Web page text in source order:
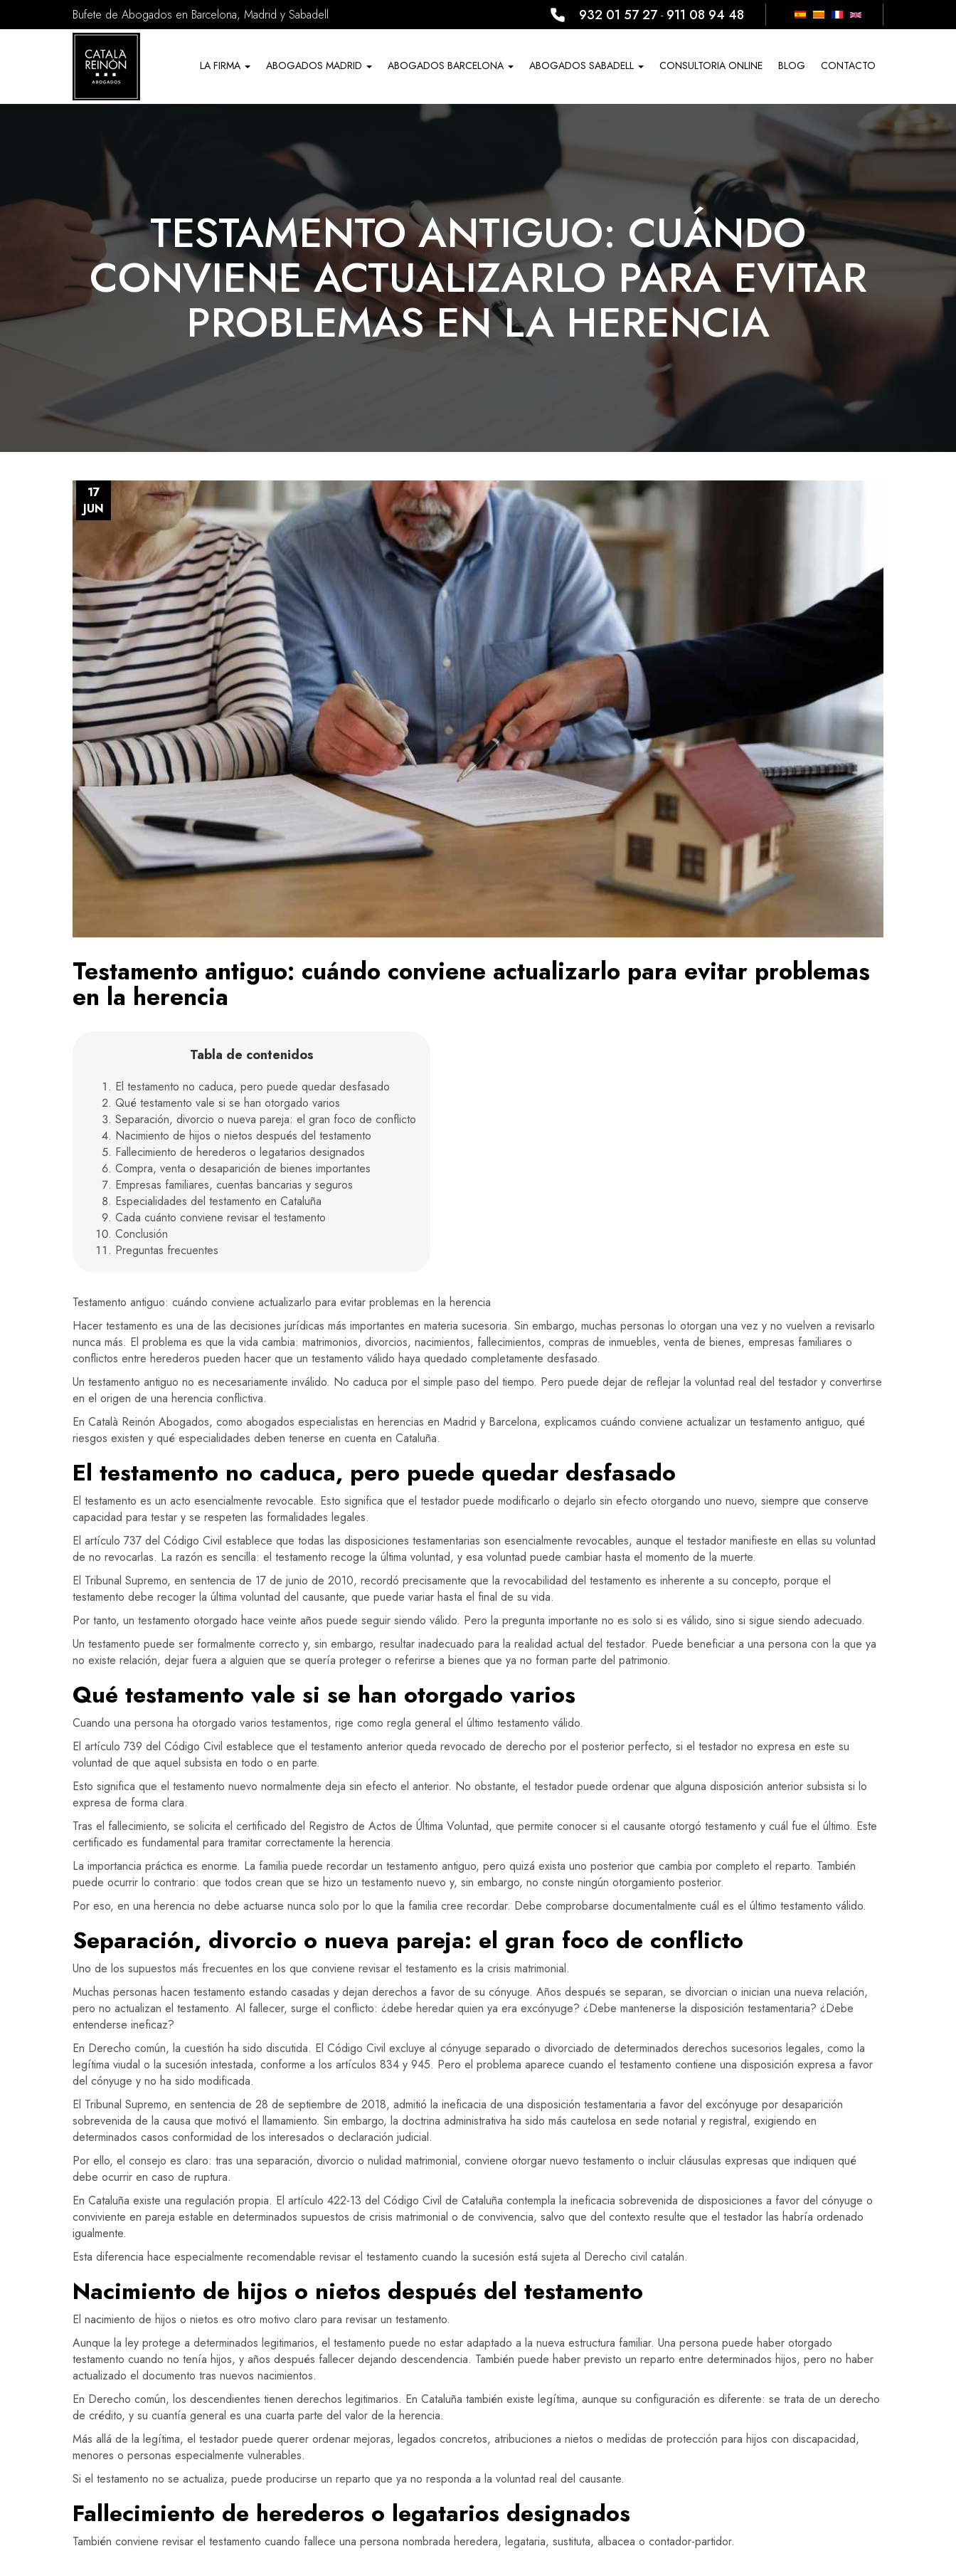
Bufete de Abogados en Barcelona, Madrid y Sabadell 932 01 57 27- 911 08 94 48
de
LA FIRMA ABOGADOS MADRID ABOGADOS BARCELONA ABOGADOS SABADELL CONSULTORIA ONLINE BLOG CONTACTO
TESTAMENTO ANTIGUO: CUÁNDO
CONVIENE ACTUALIZARLO PARA EVITAR
PROBLEMAS EN LA HERENCIA
17
JUN
Testamento antiguo: cuándo conviene actualizarlo para evitar problemas
en la herencia
Tabla de contenidos
El testamento no caduca, pero puede quedar desfasado
Qué testamento vale si se han otorgado varios
Separación, divorcio o nueva pareja: el gran foco de conflicto
Nacimiento de hijos o nietos después del testamento
Fallecimiento de herederos o legatarios designados
Compra, venta o desaparición de bienes importantes
Empresas familiares, cuentas bancarias y seguros
Especialidades del testamento en Cataluña
Cada cuánto conviene revisar el testamento
Conclusión
Preguntas frecuentes
Testamento antiguo: cuándo conviene actualizarlo para evitar problemas en la herencia
Hacer testamento es una de las decisiones jurídicas más importantes en materia sucesoria. Sin embargo, muchas personas lo otorgan una vez y no vuelven a revisarlo
nunca más. El problema es que la vida cambia: matrimonios, divorcios, nacimientos, fallecimientos, compras de inmuebles, venta de bienes, empresas familiares o
conflictos entre herederos pueden hacer que un testamento válido haya quedado completamente desfasado.
Un testamento antiguo no es necesariamente inválido. No caduca por el simple paso del tiempo. Pero puede dejar de reflejar la voluntad real del testador y convertirse
en el origen de una herencia conflictiva.
En Català Reinón Abogados, como abogados especialistas en herencias en Madrid y Barcelona, explicamos cuándo conviene actualizar un testamento antiguo, qué
riesgos existen y qué especialidades deben tenerse en cuenta en Cataluña.
El testamento no caduca, pero puede quedar desfasado
El testamento es un acto esencialmente revocable. Esto significa que el testador puede modificarlo o dejarlo sin efecto otorgando uno nuevo, siempre que conserve
capacidad para testar y se respeten las formalidades legales.
El artículo 737 del Código Civil establece que todas las disposiciones testamentarias son esencialmente revocables, aunque el testador manifieste en ellas su voluntad
de no revocarlas. La razón es sencilla: el testamento recoge la última voluntad, y esa voluntad puede cambiar hasta el momento de la muerte.
El Tribunal Supremo, en sentencia de 17 de junio de 2010, recordó precisamente que la revocabilidad del testamento es inherente a su concepto, porque el
testamento debe recoger la última voluntad del causante, que puede variar hasta el final de su vida.
Por tanto, un testamento otorgado hace veinte años puede seguir siendo válido. Pero la pregunta importante no es solo si es válido, sino si sigue siendo adecuado.
Un testamento puede ser formalmente correcto y, sin embargo, resultar inadecuado para la realidad actual del testador. Puede beneficiar a una persona con la que ya
no existe relación, dejar fuera a alguien que se quería proteger o referirse a bienes que ya no forman parte del patrimonio.
Qué testamento vale si se han otorgado varios
Cuando una persona ha otorgado varios testamentos, rige como regla general el último testamento válido.
El artículo 739 del Código Civil establece que el testamento anterior queda revocado de derecho por el posterior perfecto, si el testador no expresa en este su
voluntad de que aquel subsista en todo o en parte.
Esto significa que el testamento nuevo normalmente deja sin efecto el anterior. No obstante, el testador puede ordenar que alguna disposición anterior subsista si lo
expresa de forma clara.
Tras el fallecimiento, se solicita el certificado del Registro de Actos de Última Voluntad, que permite conocer si el causante otorgó testamento y cuál fue el último. Este
certificado es fundamental para tramitar correctamente la herencia.
La importancia práctica es enorme. La familia puede recordar un testamento antiguo, pero quizá exista uno posterior que cambia por completo el reparto. También
puede ocurrir lo contrario: que todos crean que se hizo un testamento nuevo y, sin embargo, no conste ningún otorgamiento posterior.
Por eso, en una herencia no debe actuarse nunca solo por lo que la familia cree recordar. Debe comprobarse documentalmente cuál es el último testamento válido.
Separación, divorcio o nueva pareja: el gran foco de conflicto
Uno de los supuestos más frecuentes en los que conviene revisar el testamento es la crisis matrimonial.
Muchas personas hacen testamento estando casadas y dejan derechos a favor de su cónyuge. Años después se separan, se divorcian o inician una nueva relación,
pero no actualizan el testamento. Al fallecer, surge el conflicto: ¿debe heredar quien ya era excónyuge? ¿Debe mantenerse la disposición testamentaria? ¿Debe
entenderse ineficaz?
En Derecho común, la cuestión ha sido discutida. El Código Civil excluye al cónyuge separado o divorciado de determinados derechos sucesorios legales, como la
legítima viudal o la sucesión intestada, conforme a los artículos 834 y 945. Pero el problema aparece cuando el testamento contiene una disposición expresa a favor
del cónyuge y no ha sido modificada.
El Tribunal Supremo, en sentencia de 28 de septiembre de 2018, admitió la ineficacia de una disposición testamentaria a favor del excónyuge por desaparición
sobrevenida de la causa que motivó el llamamiento. Sin embargo, la doctrina administrativa ha sido más cautelosa en sede notarial y registral, exigiendo en
determinados casos conformidad de los interesados o declaración judicial.
Por ello, el consejo es claro: tras una separación, divorcio o nulidad matrimonial, conviene otorgar nuevo testamento o incluir cláusulas expresas que indiquen qué
debe ocurrir en caso de ruptura.
En Cataluña existe una regulación propia. El artículo 422-13 del Código Civil de Cataluña contempla la ineficacia sobrevenida de disposiciones a favor del cónyuge o
conviviente en pareja estable en determinados supuestos de crisis matrimonial o de convivencia, salvo que del contexto resulte que el testador las habría ordenado
igualmente.
Esta diferencia hace especialmente recomendable revisar el testamento cuando la sucesión está sujeta al Derecho civil catalán.
Nacimiento de hijos o nietos después del testamento
El nacimiento de hijos o nietos es otro motivo claro para revisar un testamento.
Aunque la ley protege a determinados legitimarios, el testamento puede no estar adaptado a la nueva estructura familiar. Una persona puede haber otorgado
testamento cuando no tenía hijos, y años después fallecer dejando descendencia. También puede haber previsto un reparto entre determinados hijos, pero no haber
actualizado el documento tras nuevos nacimientos.
En Derecho común, los descendientes tienen derechos legitimarios. En Cataluña también existe legítima, aunque su configuración es diferente: se trata de un derecho
de crédito, y su cuantía general es una cuarta parte del valor de la herencia.
Más allá de la legítima, el testador puede querer ordenar mejoras, legados concretos, atribuciones a nietos o medidas de protección para hijos con discapacidad,
menores o personas especialmente vulnerables.
Si el testamento no se actualiza, puede producirse un reparto que ya no responda a la voluntad real del causante.
Fallecimiento de herederos o legatarios designados
También conviene revisar el testamento cuando fallece una persona nombrada heredera, legataria, sustituta, albacea o contador-partidor.